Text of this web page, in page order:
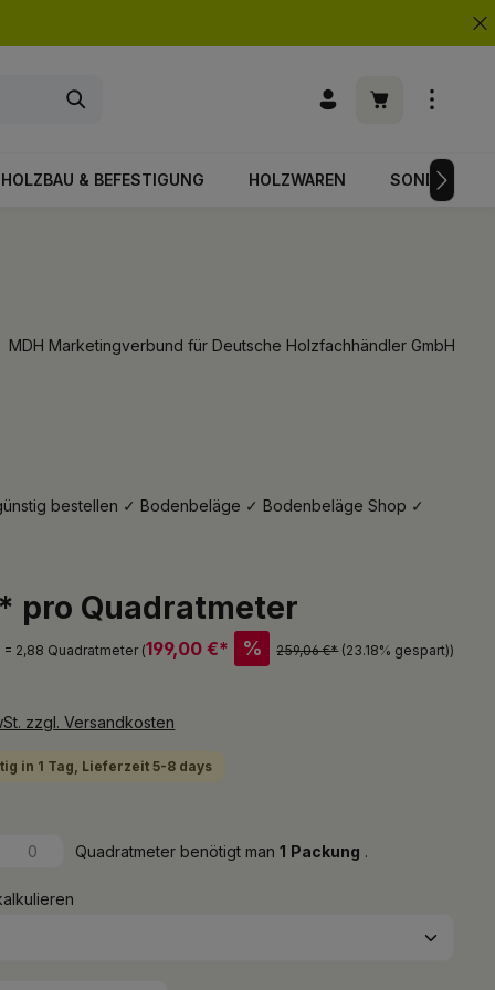
Warenkorb
HOLZBAU & BEFESTIGUNG HOLZWAREN
MDH Marketingverbund für Deutsche Holzfachhändler GmbH
bestellen ✓ Bodenbeläge ✓ Bodenbeläge Shop ✓
pro Quadratmeter
= 2,88 Quadratmeter (199,00 €* % 259,06 €* (23.18% gespart))
zzgl. Versandkosten
in 1 Tag, Lieferzeit 5-8 days
Quadratmeter benötigt man1 Packung .